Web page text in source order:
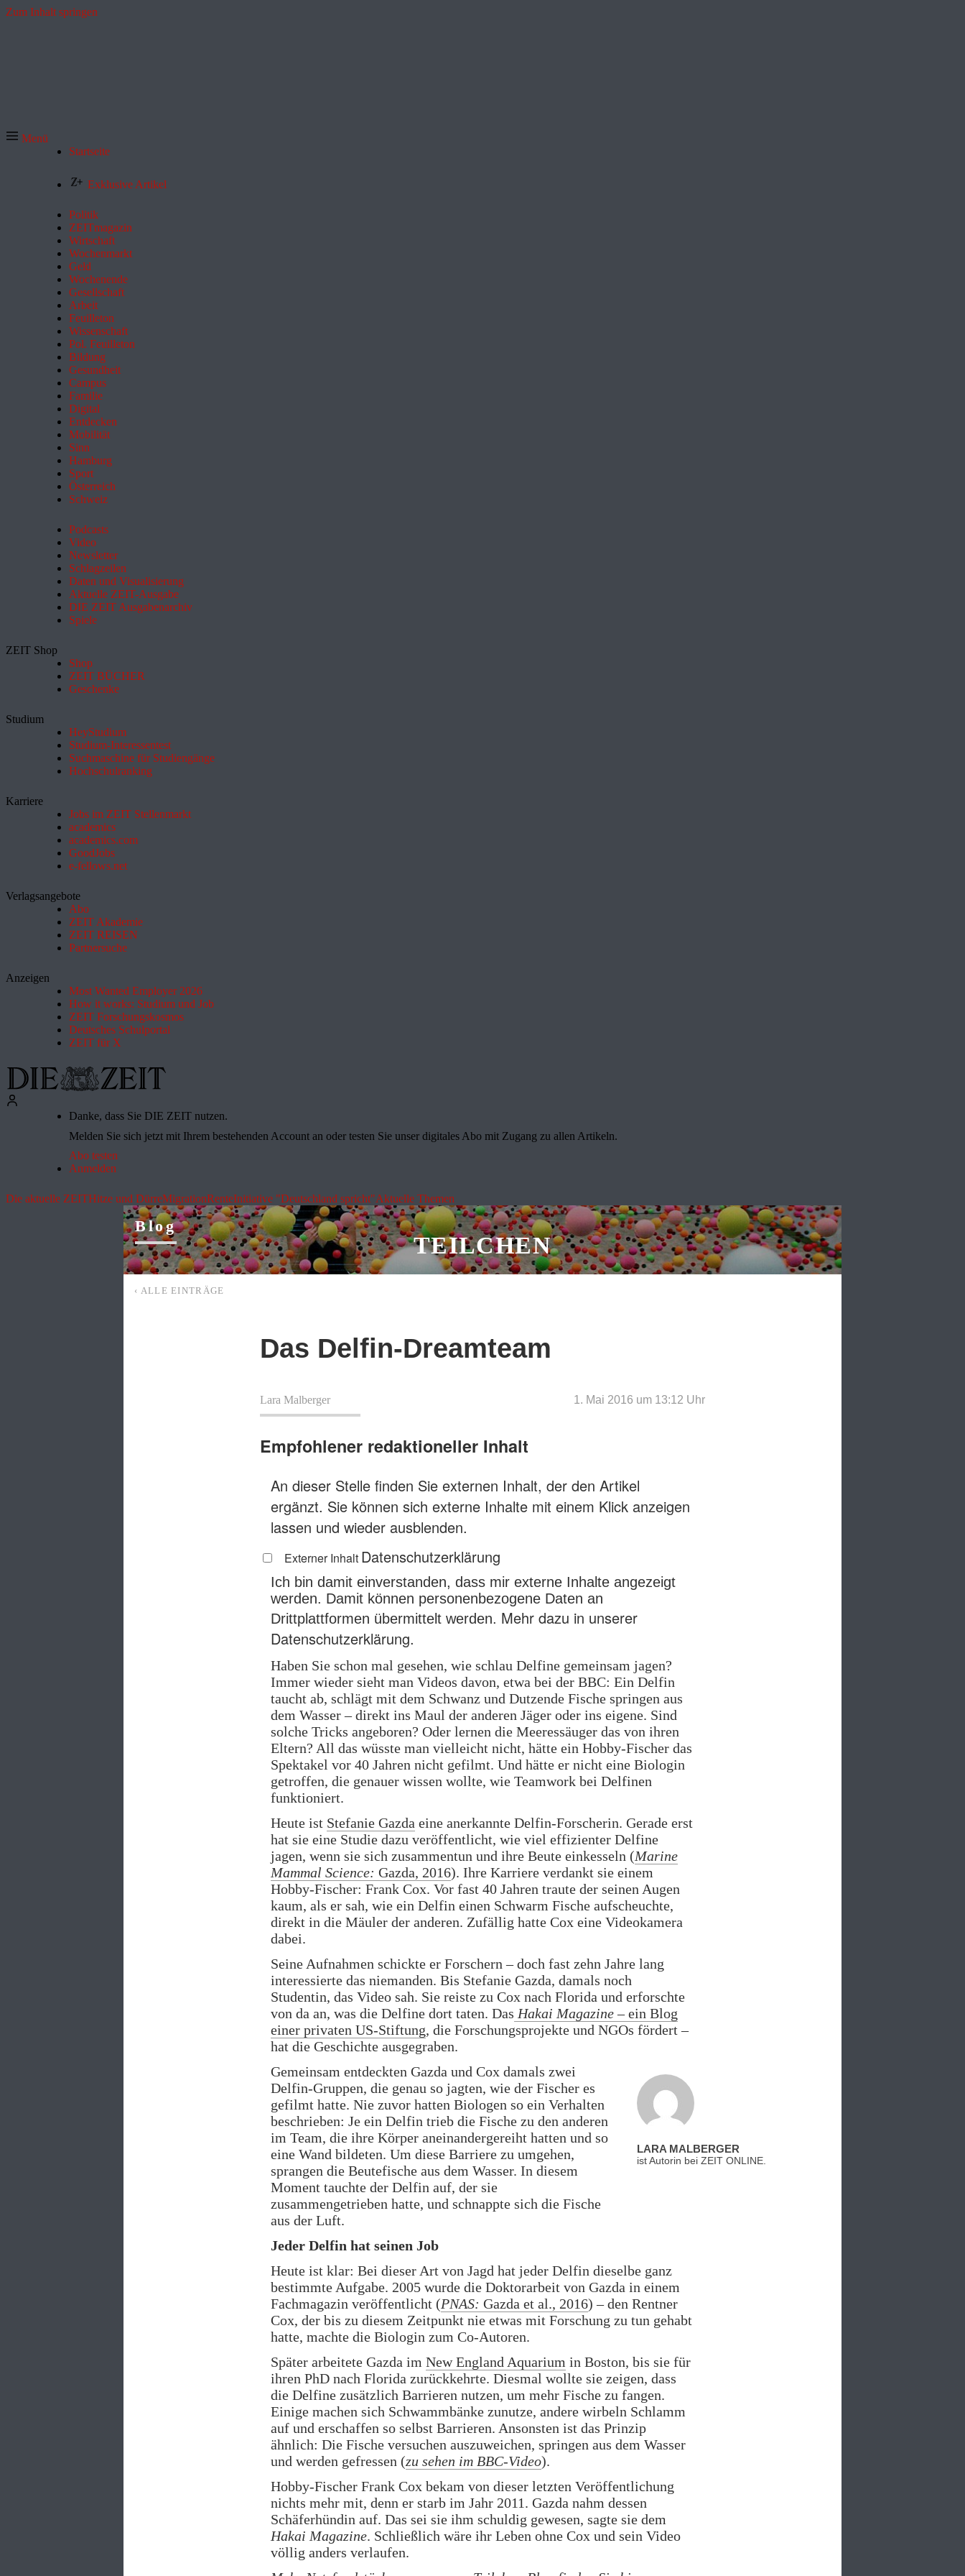
Zum Inhalt springen
Menü
Startseite
Exklusive Artikel
Politik
ZEITmagazin
Wirtschaft
Wochenmarkt
Geld
Wochenende
Gesellschaft
Arbeit
Feuilleton
Wissenschaft
Pol. Feuilleton
Bildung
Gesundheit
Campus
Familie
Digital
Entdecken
Mobilität
Sinn
Hamburg
Sport
Österreich
Schweiz
Podcasts
Video
Newsletter
Schlagzeilen
Daten und Visualisierung
Aktuelle ZEIT-Ausgabe
DIE ZEIT Ausgabenarchiv
Spiele
ZEIT Shop
Shop
ZEIT BÜCHER
Geschenke
Studium
HeyStudium
Studium-Interessentest
Suchmaschine für Studiengänge
Hochschulranking
Karriere
Jobs im ZEIT Stellenmarkt
academics
academics.com
GoodJobs
e-fellows.net
Verlagsangebote
Abo
ZEIT Akademie
ZEIT REISEN
Partnersuche
Anzeigen
Most Wanted Employer 2026
How it works: Studium und Job
ZEIT Forschungskosmos
Deutsches Schulportal
ZEIT für X
Danke, dass Sie DIE ZEIT nutzen.
Melden Sie sich jetzt mit Ihrem bestehenden Account an oder testen Sie unser digitales Abo mit Zugang zu allen Artikeln.
Abo testen
Anmelden
Die aktuelle ZEITHitze und DürreMigrationRenteInitiative "Deutschland spricht"Aktuelle Themen
Blog
TEILCHEN
‹ ALLE EINTRÄGE
Das Delfin-Dreamteam
Lara Malberger 1. Mai 2016 um 13:12 Uhr
Empfohlener redaktioneller Inhalt
An dieser Stelle finden Sie externen Inhalt, der den Artikel
ergänzt. Sie können sich externe Inhalte mit einem Klick anzeigen
lassen und wieder ausblenden.
Externer Inhalt Datenschutzerklärung
Ich bin damit einverstanden, dass mir externe Inhalte angezeigt
werden. Damit können personenbezogene Daten an
Drittplattformen übermittelt werden. Mehr dazu in unserer
Datenschutzerklärung.
Haben Sie schon mal gesehen, wie schlau Delfine gemeinsam jagen?
Immer wieder sieht man Videos davon, etwa bei der BBC: Ein Delfin
taucht ab, schlägt mit dem Schwanz und Dutzende Fische springen aus
dem Wasser – direkt ins Maul der anderen Jäger oder ins eigene. Sind
solche Tricks angeboren? Oder lernen die Meeressäuger das von ihren
Eltern? All das wüsste man vielleicht nicht, hätte ein Hobby-Fischer das
Spektakel vor 40 Jahren nicht gefilmt. Und hätte er nicht eine Biologin
getroffen, die genauer wissen wollte, wie Teamwork bei Delfinen
funktioniert.
Heute ist Stefanie Gazda eine anerkannte Delfin-Forscherin. Gerade erst
hat sie eine Studie dazu veröffentlicht, wie viel effizienter Delfine
jagen, wenn sie sich zusammentun und ihre Beute einkesseln (Marine
Mammal Science: Gazda, 2016). Ihre Karriere verdankt sie einem
Hobby-Fischer: Frank Cox. Vor fast 40 Jahren traute der seinen Augen
kaum, als er sah, wie ein Delfin einen Schwarm Fische aufscheuchte,
direkt in die Mäuler der anderen. Zufällig hatte Cox eine Videokamera
dabei.
Seine Aufnahmen schickte er Forschern – doch fast zehn Jahre lang
interessierte das niemanden. Bis Stefanie Gazda, damals noch
Studentin, das Video sah. Sie reiste zu Cox nach Florida und erforschte
von da an, was die Delfine dort taten. Das Hakai Magazine– ein Blog
einer privaten US-Stiftung, die Forschungsprojekte und NGOs fördert –
hat die Geschichte ausgegraben.
LARA MALBERGER
ist Autorin bei ZEIT ONLINE.
Gemeinsam entdeckten Gazda und Cox damals zwei
Delfin-Gruppen, die genau so jagten, wie der Fischer es
gefilmt hatte. Nie zuvor hatten Biologen so ein Verhalten
beschrieben: Je ein Delfin trieb die Fische zu den anderen
im Team, die ihre Körper aneinandergereiht hatten und so
eine Wand bildeten. Um diese Barriere zu umgehen,
sprangen die Beutefische aus dem Wasser. In diesem
Moment tauchte der Delfin auf, der sie
zusammengetrieben hatte, und schnappte sich die Fische
aus der Luft.
Jeder Delfin hat seinen Job
Heute ist klar: Bei dieser Art von Jagd hat jeder Delfin dieselbe ganz
bestimmte Aufgabe. 2005 wurde die Doktorarbeit von Gazda in einem
Fachmagazin veröffentlicht (PNAS: Gazda et al., 2016) – den Rentner
Cox, der bis zu diesem Zeitpunkt nie etwas mit Forschung zu tun gehabt
hatte, machte die Biologin zum Co-Autoren.
Später arbeitete Gazda im New England Aquarium in Boston, bis sie für
ihren PhD nach Florida zurückkehrte. Diesmal wollte sie zeigen, dass
die Delfine zusätzlich Barrieren nutzen, um mehr Fische zu fangen.
Einige machen sich Schwammbänke zunutze, andere wirbeln Schlamm
auf und erschaffen so selbst Barrieren. Ansonsten ist das Prinzip
ähnlich: Die Fische versuchen auszuweichen, springen aus dem Wasser
und werden gefressen (zu sehen im BBC-Video).
Hobby-Fischer Frank Cox bekam von dieser letzten Veröffentlichung
nichts mehr mit, denn er starb im Jahr 2011. Gazda nahm dessen
Schäferhündin auf. Das sei sie ihm schuldig gewesen, sagte sie dem
Hakai Magazine. Schließlich wäre ihr Leben ohne Cox und sein Video
völlig anders verlaufen.